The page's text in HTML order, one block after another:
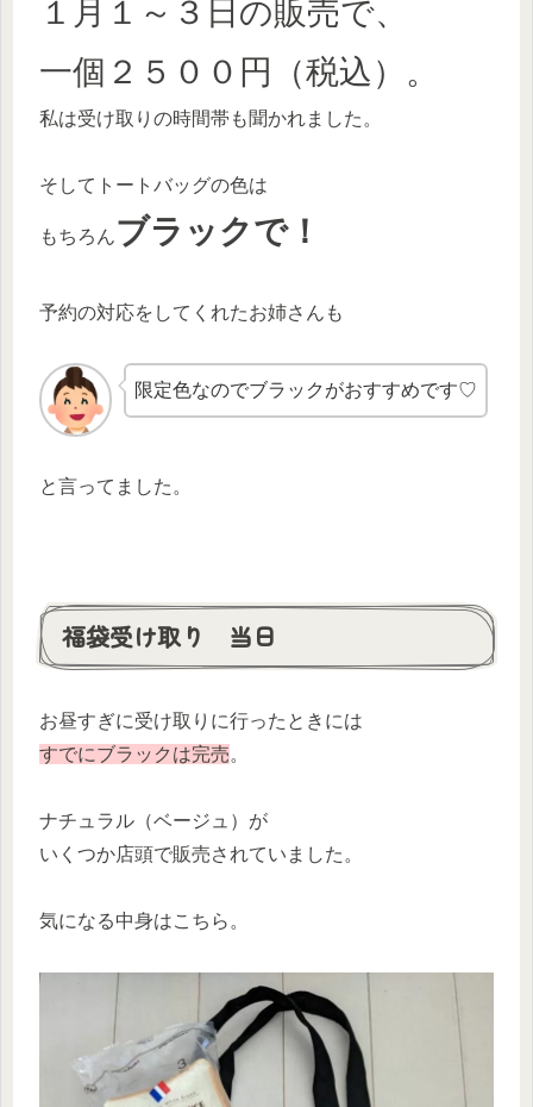
１月１～３日の販売で、
一個２５００円（税込）。
私は受け取りの時間帯も聞かれました。
そしてトートバッグの色は
もちろんブラックで！
予約の対応をしてくれたお姉さんも
限定色なのでブラックがおすすめです♡
と言ってました。
福袋受け取り 当日
お昼すぎに受け取りに行ったときには
すでにブラックは完売。
ナチュラル（ベージュ）が
いくつか店頭で販売されていました。
気になる中身はこちら。